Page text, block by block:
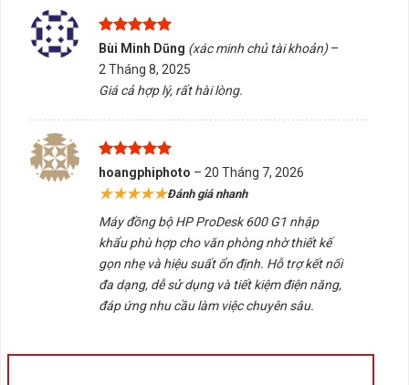
đảm bảo bạn tìm được giải pháp phù hợp nhất.
5/5 - (1 bình chọn)
Thông số kỹ thuật
Trung Quốc
Được xếp
hạng
5
sao
Bùi Minh Dũng (xác minh chủ tài khoản) –
2 Tháng 8, 2025
Giá cả hợp lý, rất hài lòng.
Được xếp
hạng5 5
sao
hoangphiphoto – 20 Tháng 7, 2026
★★★★★Đánh giá nhanh
Máy đồng bộ HP ProDesk 600 G1 nhập
khẩu phù hợp cho văn phòng nhờ thiết kế
gọn nhẹ và hiệu suất ổn định. Hỗ trợ kết nối
đa dạng, dễ sử dụng và tiết kiệm điện năng,
đáp ứng nhu cầu làm việc chuyên sâu.